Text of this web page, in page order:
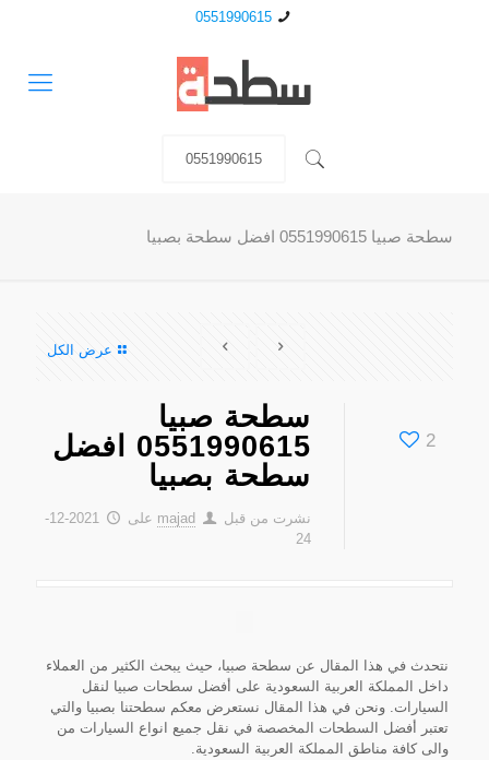
0551990615
0551990615
سطحة صبيا 0551990615 افضل سطحة بصبيا
عرض الكل
2
سطحة صبيا
0551990615 افضل
سطحة بصبيا
نشرت من قبل majad على
2021-12-
24
نتحدث في هذا المقال عن سطحة صبيا، حيث يبحث الكثير من العملاء
داخل المملكة العربية السعودية على أفضل سطحات صبيا لنقل
السيارات. ونحن في هذا المقال نستعرض معكم سطحتنا بصبيا والتي
تعتبر أفضل السطحات المخصصة في نقل جميع انواع السيارات من
والى كافة مناطق المملكة العربية السعودية.